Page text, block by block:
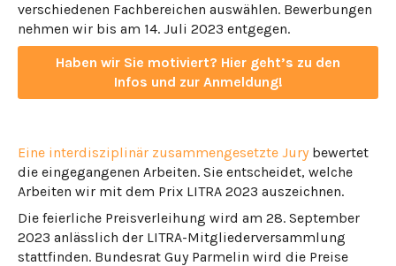
verschiedenen Fachbereichen auswählen. Bewerbungen
nehmen wir bis am 14. Juli 2023 entgegen.
Haben wir Sie motiviert? Hier geht’s zu den
Infos und zur Anmeldung!
Eine interdisziplinär zusammengesetzte Jurybewertet
die eingegangenen Arbeiten. Sie entscheidet, welche
Arbeiten wir mit dem Prix LITRA 2023 auszeichnen.
Die feierliche Preisverleihung wird am 28. September
2023 anlässlich der LITRA-Mitgliederversammlung
stattfinden. Bundesrat Guy Parmelin wird die Preise